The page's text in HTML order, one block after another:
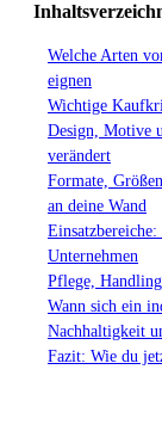
Welche Arten
eignen
Wichtige
Design, Motive
verändert
Formate,
an deine Wand
Unternehmen
Pflege,
Wann sich ein
Nachhaltigkeit
Fazit: Wie du